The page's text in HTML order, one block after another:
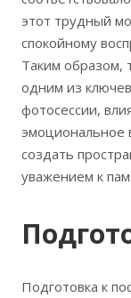
этот трудный
спокойному
Таким образом,
одним из
фотосессии,
эмоциональное
создать
уважением к
Подготовка к